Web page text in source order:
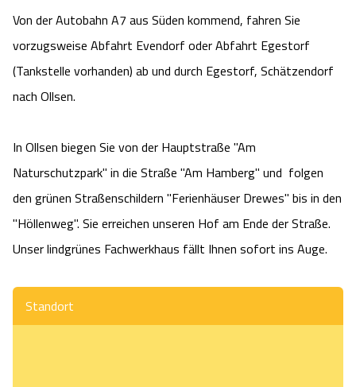
Von der Autobahn A7 aus Süden kommend, fahren Sie
vorzugsweise Abfahrt Evendorf oder Abfahrt Egestorf
(Tankstelle vorhanden) ab und durch Egestorf, Schätzendorf
nach Ollsen.
In Ollsen biegen Sie von der Hauptstraße "Am
Naturschutzpark" in die Straße "Am Hamberg" und  folgen
den grünen Straßenschildern "Ferienhäuser Drewes" bis in den
"Höllenweg". Sie erreichen unseren Hof am Ende der Straße.
Unser lindgrünes Fachwerkhaus fällt Ihnen sofort ins Auge.
Standort